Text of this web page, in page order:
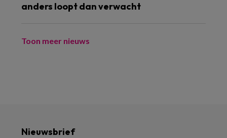
anders loopt dan verwacht
Toon meer nieuws
Nieuwsbrief